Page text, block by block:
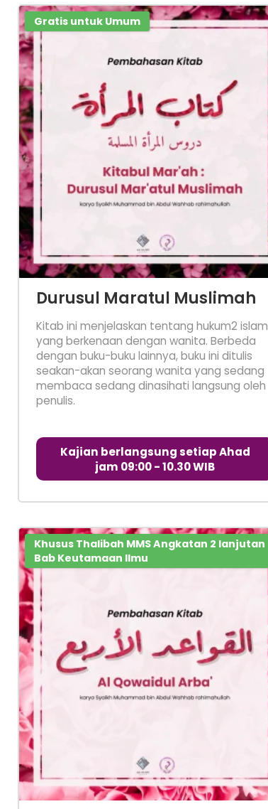
Gratis untuk Umum
Durusul Maratul Muslimah
Kitab ini menjelaskan tentang hukum2 islam
yang berkenaan dengan wanita. Berbeda
dengan buku-buku lainnya, buku ini ditulis
seakan-akan seorang wanita yang sedang
membaca sedang dinasihati langsung oleh
penulis.
Kajian berlangsung setiap Ahad
jam 09:00 - 10.30 WIB
Khusus Thalibah MMS Angkatan 2 lanjutan
Bab Keutamaan Ilmu